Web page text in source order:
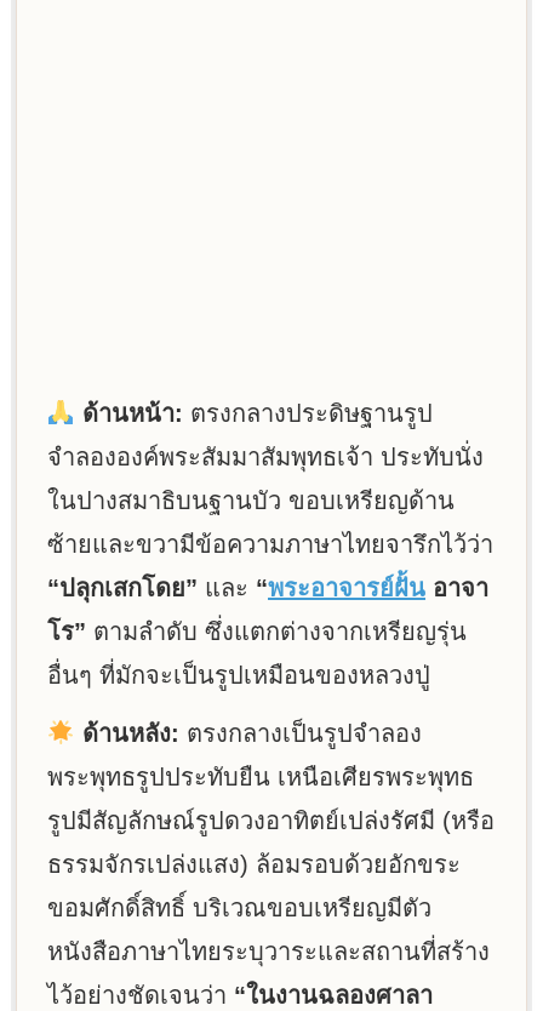
ด้านหน้า: ตรงกลางประดิษฐานรูป
จำลององค์พระสัมมาสัมพุทธเจ้า ประทับนั่ง
ในปางสมาธิบนฐานบัว ขอบเหรียญด้าน
ซ้ายและขวามีข้อความภาษาไทยจารึกไว้ว่า
“ปลุกเสกโดย” และ “พระอาจารย์ฝั้น อาจา
โร” ตามลำดับ ซึ่งแตกต่างจากเหรียญรุ่น
อื่นๆ ที่มักจะเป็นรูปเหมือนของหลวงปู่
ด้านหลัง: ตรงกลางเป็นรูปจำลอง
พระพุทธรูปประทับยืน เหนือเศียรพระพุทธ
รูปมีสัญลักษณ์รูปดวงอาทิตย์เปล่งรัศมี (หรือ
ธรรมจักรเปล่งแสง) ล้อมรอบด้วยอักขระ
ขอมศักดิ์สิทธิ์ บริเวณขอบเหรียญมีตัว
หนังสือภาษาไทยระบุวาระและสถานที่สร้าง
ไว้อย่างชัดเจนว่า “ในงานฉลองศาลา